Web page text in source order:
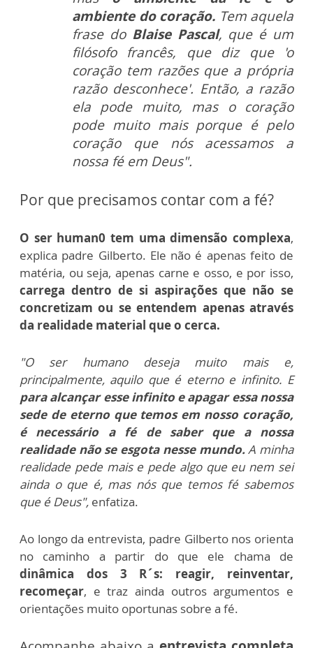
ambiente do coração. Tem aquela
frase do Blaise Pascal, que é um
filósofo francês, que diz que 'o
coração tem razões que a própria
razão desconhece'. Então, a razão
ela pode muito, mas o coração
pode muito mais porque é pelo
coração que nós acessamos a
nossa fé em Deus".
Por que precisamos contar com a fé?
O ser human0 tem uma dimensão complexa,
explica padre Gilberto. Ele não é apenas feito de
matéria, ou seja, apenas carne e osso, e por isso,
carrega dentro de si aspirações que não se
concretizam ou se entendem apenas através
da realidade material que o cerca.
"O ser humano deseja muito mais e,
principalmente, aquilo que é eterno e infinito. E
para alcançar esse infinito e apagar essa nossa
sede de eterno que temos em nosso coração,
é necessário a fé de saber que a nossa
realidade não se esgota nesse mundo.A minha
realidade pede mais e pede algo que eu nem sei
ainda o que é, mas nós que temos fé sabemos
que é Deus", enfatiza.
Ao longo da entrevista, padre Gilberto nos orienta
no caminho a partir do que ele chama de
dinâmica dos 3 R´s: reagir, reinventar,
recomeçar, e traz ainda outros argumentos e
orientações muito oportunas sobre a fé.